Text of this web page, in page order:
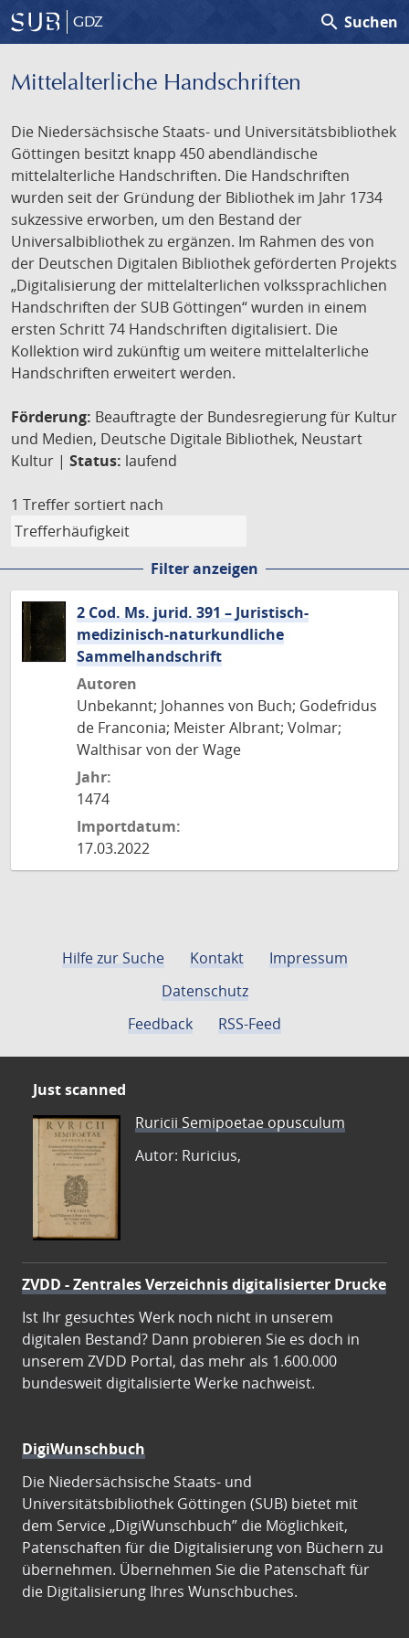
GDZ search Suchen
Mittelalterliche Handschriften
Die Niedersächsische Staats- und Universitätsbibliothek
Göttingen besitzt knapp 450 abendländische
mittelalterliche Handschriften. Die Handschriften
wurden seit der Gründung der Bibliothek im Jahr 1734
sukzessive erworben, um den Bestand der
Universalbibliothek zu ergänzen. Im Rahmen des von
der Deutschen Digitalen Bibliothek geförderten Projekts
„Digitalisierung der mittelalterlichen volkssprachlichen
Handschriften der SUB Göttingen“ wurden in einem
ersten Schritt 74 Handschriften digitalisiert. Die
Kollektion wird zukünftig um weitere mittelalterliche
Handschriften erweitert werden.
Förderung: Beauftragte der Bundesregierung für Kultur
und Medien, Deutsche Digitale Bibliothek, Neustart
Kultur | Status: laufend
1 Treffer sortiert nach
Filter anzeigen
2 Cod. Ms. jurid. 391 – Juristisch-
medizinisch-naturkundliche
Sammelhandschrift
Autoren
Unbekannt; Johannes von Buch; Godefridus
de Franconia; Meister Albrant; Volmar;
Walthisar von der Wage
Jahr:
1474
Importdatum:
17.03.2022
Hilfe zur Suche Kontakt
Impressum
Datenschutz
Feedback
RSS-Feed
Just scanned
Ruricii Semipoetae opusculum
Autor: Ruricius,
ZVDD - Zentrales Verzeichnis digitalisierter Drucke
Ist Ihr gesuchtes Werk noch nicht in unserem
digitalen Bestand? Dann probieren Sie es doch in
unserem ZVDD Portal, das mehr als 1.600.000
bundesweit digitalisierte Werke nachweist.
DigiWunschbuch
Die Niedersächsische Staats- und
Universitätsbibliothek Göttingen (SUB) bietet mit
dem Service „DigiWunschbuch” die Möglichkeit,
Patenschaften für die Digitalisierung von Büchern zu
übernehmen. Übernehmen Sie die Patenschaft für
die Digitalisierung Ihres Wunschbuches.